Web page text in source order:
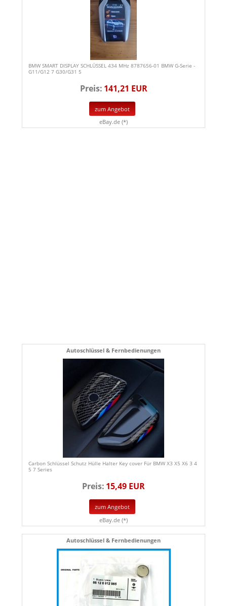
BMW SMART DISPLAY SCHLÜSSEL 434 MHz 8787656-01 BMW G-Serie -
G11/G12 7 G30/G31 5
Preis: 141,21 EUR
zum Angebot
eBay.de (*)
Autoschlüssel & Fernbedienungen
Carbon Schlüssel Schutz Hülle Halter Key cover Für BMW X3 X5 X6 3 4
5 7 Series
Preis: 15,49 EUR
zum Angebot
eBay.de (*)
Autoschlüssel & Fernbedienungen